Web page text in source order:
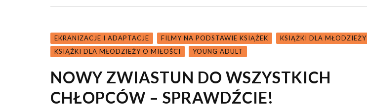
EKRANIZACJE I ADAPTACJE FILMY NA PODSTAWIE KSIĄŻEK
KSIĄŻKI DLA MŁODZIEŻY
KSIĄŻKI DLA MŁODZIEŻY O MIŁOŚCI
YOUNG ADULT
NOWY ZWIASTUN DO WSZYSTKICH
CHŁOPCÓW – SPRAWDŹCIE!